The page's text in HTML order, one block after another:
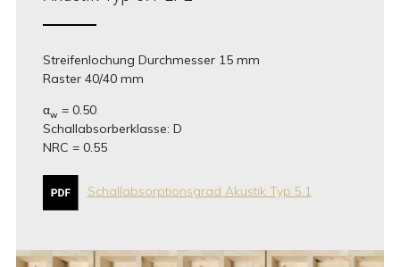
Streifenlochung Durchmesser 15 mm
Raster 40/40 mm
αw = 0.50
Schallabsorberklasse: D
NRC = 0.55
Schallabsorptionsgrad Akustik Typ 5.1